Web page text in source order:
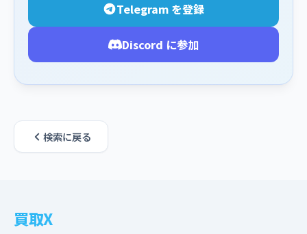
Telegram を登録
Discord に参加
検索に戻る
買取X